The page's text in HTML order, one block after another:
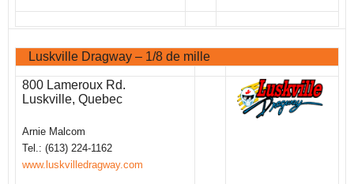
Luskville Dragway – 1/8 de mille
800 Lameroux Rd.
Luskville, Quebec
Arnie Malcom
Tel.: (613) 224-1162
www.luskvilledragway.com